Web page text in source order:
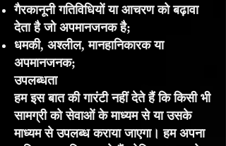
गैरकानूनी गतिविधियों या आचरण को बढ़ावा
देता है जो अपमानजनक है;
धमकी, अश्लील, मानहानिकारक या
अपमानजनक;
उपलब्धता
हम इस बात की गारंटी नहीं देते हैं कि किसी भी
सामग्री को सेवाओं के माध्यम से या उसके
माध्यम से उपलब्ध कराया जाएगा। हम अपना